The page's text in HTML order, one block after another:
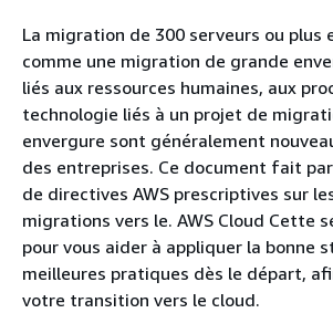
La migration de 300 serveurs ou plus
comme une migration de grande
liés aux ressources humaines, aux
technologie liés à un projet de
envergure sont généralement
des entreprises. Ce document fait
de directives AWS prescriptives sur
migrations vers le. AWS Cloud Cette
pour vous aider à appliquer la bonne
meilleures pratiques dès le départ,
votre transition vers le cloud.